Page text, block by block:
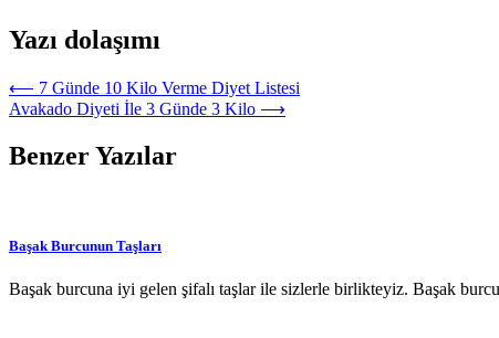
Yazı dolaşımı
⟵ 7 Günde 10 Kilo Verme Diyet Listesi
Avakado Diyeti İle 3 Günde 3 Kilo ⟶
Benzer Yazılar
Başak Burcunun Taşları
Başak burcuna iyi gelen şifalı taşlar ile sizlerle birlikteyiz. Başak